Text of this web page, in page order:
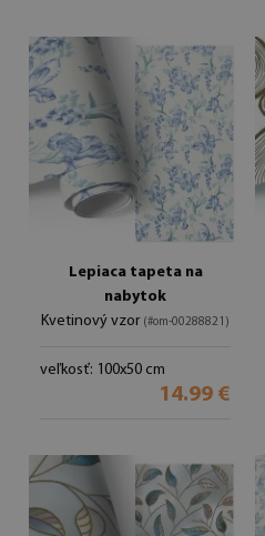
Lepiaca tapeta na
nabytok
Kvetinový vzor (#om-00288821)
veľkosť: 100x50 cm
14.99 €